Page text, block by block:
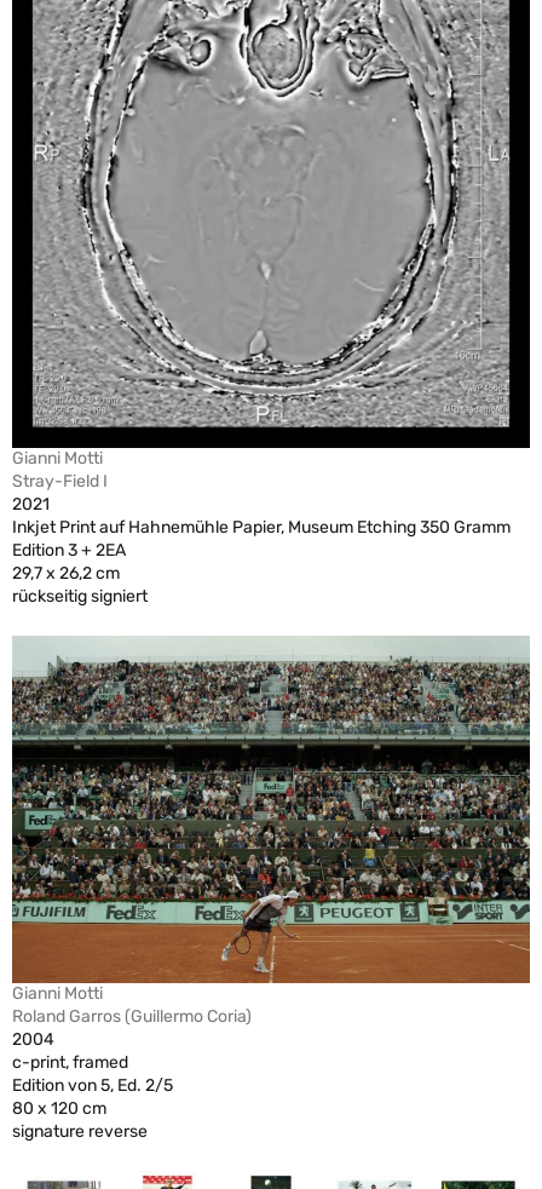
Gianni Motti
Stray-Field I
2021
Inkjet Print auf Hahnemühle Papier, Museum Etching 350 Gramm
Edition 3 + 2EA
29,7 x 26,2 cm
rückseitig signiert
Gianni Motti
Roland Garros (Guillermo Coria)
2004
c-print, framed
Edition von 5, Ed. 2/5
80 x 120 cm
signature reverse